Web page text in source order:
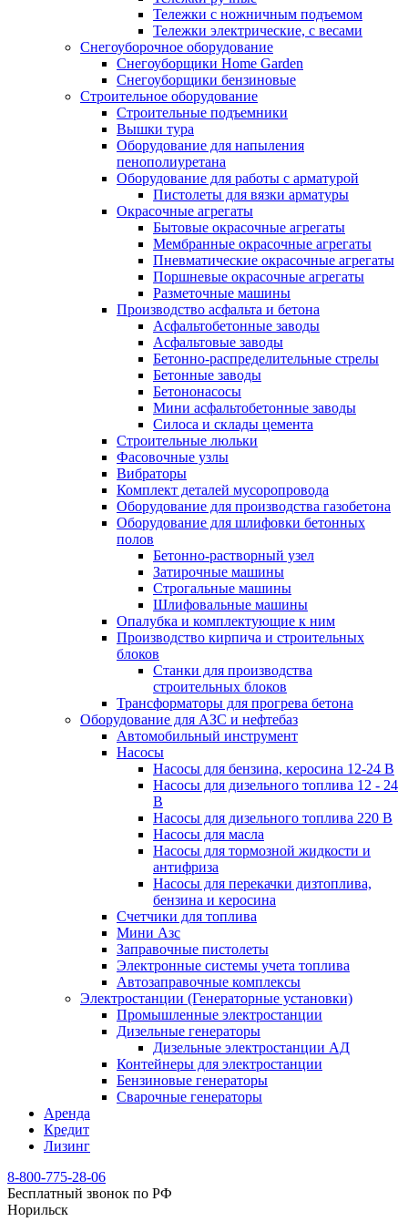
Тележки с ножничным подъемом
Тележки электрические, с весами
Снегоуборочное оборудование
Снегоуборщики Home Garden
Снегоуборщики бензиновые
Строительное оборудование
Cтроительные подъемники
Вышки тура
Оборудование для напыления
пенополиуретана
Оборудование для работы с арматурой
Пистолеты для вязки арматуры
Окрасочные агрегаты
Бытовые окрасочные агрегаты
Мембранные окрасочные агрегаты
Пневматические окрасочные агрегаты
Поршневые окрасочные агрегаты
Разметочные машины
Производство асфальта и бетона
Асфальтобетонные заводы
Асфальтовые заводы
Бетонно-распределительные стрелы
Бетонные заводы
Бетононасосы
Мини асфальтобетонные заводы
Силоса и склады цемента
Строительные люльки
Фасовочные узлы
Вибраторы
Комплект деталей мусоропровода
Оборудование для производства газобетона
Оборудование для шлифовки бетонных
полов
Бетонно-растворный узел
Затирочные машины
Строгальные машины
Шлифовальные машины
Опалубка и комплектующие к ним
Производство кирпича и строительных
блоков
Cтанки для производства
строительных блоков
Трансформаторы для прогрева бетона
Оборудование для АЗС и нефтебаз
Автомобильный инструмент
Насосы
Насосы для бензина, керосина 12-24 В
Насосы для дизельного топлива 12 - 24
В
Насосы для дизельного топлива 220 В
Насосы для масла
Насосы для тормозной жидкости и
антифриза
Насосы для перекачки дизтоплива,
бензина и керосина
Счетчики для топлива
Мини Азс
Заправочные пистолеты
Электронные системы учета топлива
Автозаправочные комплексы
Электростанции (Генераторные установки)
Промышленные электростанции
Дизельные генераторы
Дизельные электростанции АД
Контейнеры для электростанции
Бензиновые генераторы
Сварочные генераторы
Аренда
Кредит
Лизинг
8-800-775-28-06
Бесплатный звонок по РФ
Норильск